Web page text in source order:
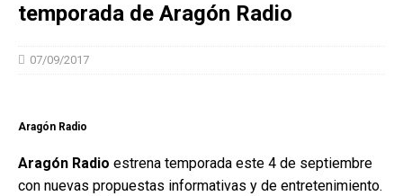
temporada de Aragón Radio
07/09/2017
Aragón Radio
Aragón Radio estrena temporada este 4 de septiembre
con nuevas propuestas informativas y de entretenimiento.